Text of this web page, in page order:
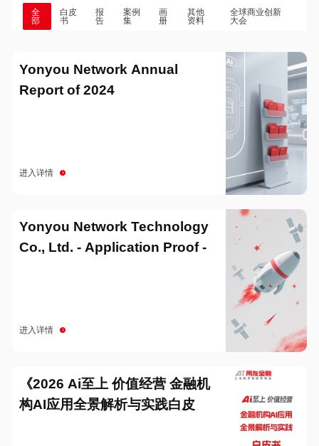
全
部
白皮
书
报
告
案例
集
画
册
其他
资料
全球商业创新
大会
Yonyou Network Annual
Report of 2024
进入详情
Yonyou Network Technology
Co., Ltd. - Application Proof -
进入详情
《2026 Ai至上 价值经营 金融机
构AI应用全景解析与实践白皮